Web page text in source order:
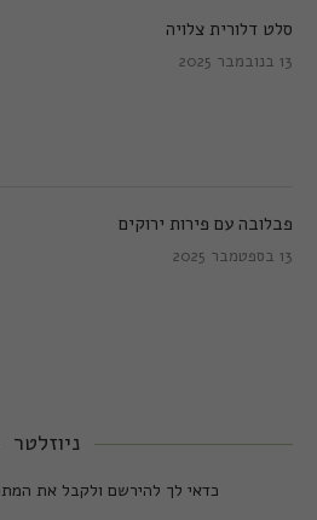
סלט דלורית צלויה
13 בנובמבר 2025
פבלובה עם פירות ירוקים
13 בספטמבר 2025
ניוזלטר
כדאי לך להירשם ולקבל את